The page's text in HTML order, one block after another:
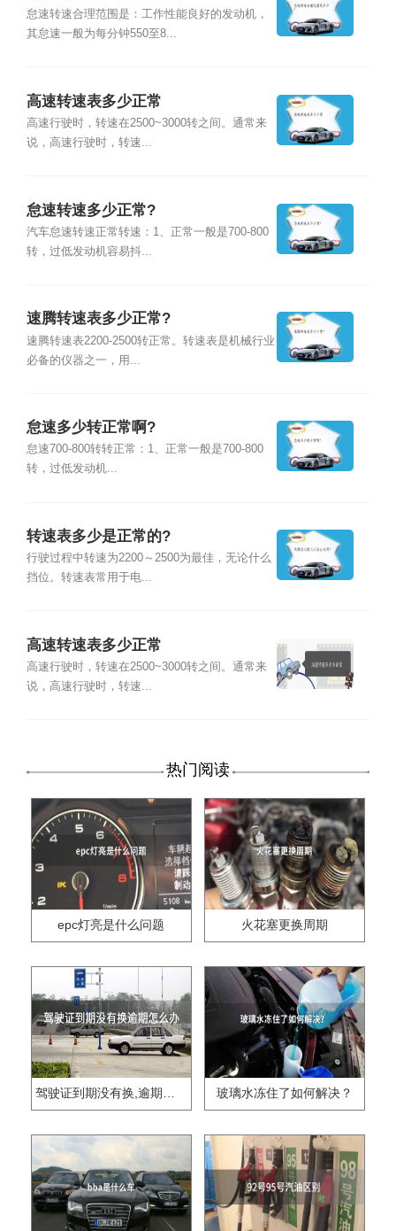
怠速转速合理范围是：工作性能良好的发动机，
其怠速一般为每分钟550至8...
高速转速表多少正常
高速行驶时，转速在2500~3000转之间。通常来
说，高速行驶时，转速...
怠速转速多少正常?
汽车怠速转速正常转速：1、正常一般是700-800
转，过低发动机容易抖...
速腾转速表多少正常?
速腾转速表2200-2500转正常。转速表是机械行业
必备的仪器之一，用...
怠速多少转正常啊?
怠速700-800转转正常：1、正常一般是700-800
转，过低发动机...
转速表多少是正常的?
行驶过程中转速为2200～2500为最佳，无论什么
挡位。转速表常用于电...
高速转速表多少正常
高速行驶时，转速在2500~3000转之间。通常来
说，高速行驶时，转速...
热门阅读
epc灯亮是什么问题 火花塞更换周期
驾驶证到期没有换,逾期怎么办?? 玻璃水冻住了如何解决？